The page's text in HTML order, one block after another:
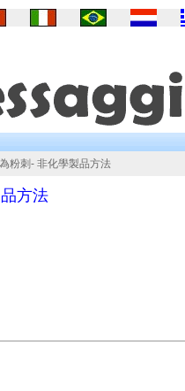
粉刺- 非化學製品方法
方法